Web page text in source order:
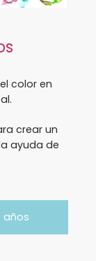
color en
crear un
ayuda de
años